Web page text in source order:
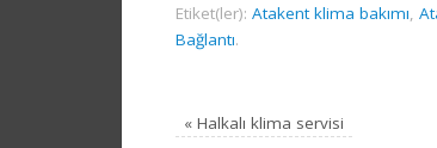
Etiket(ler): Atakent klima bakımı,
Bağlantı.
« Halkalı klima servisi